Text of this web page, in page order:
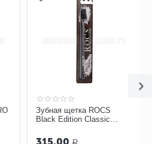
Зубная щетка ROCS
Black Edition Classic
315.00 Р